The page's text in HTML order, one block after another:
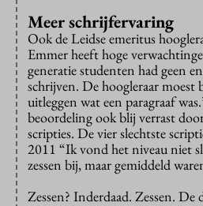
Meer schrijfervaring
Ook de Leidse emeritus
Emmer heeft hoge
generatie studenten had geen
schrijven. De hoogleraar moest
uitleggen wat een paragraaf
beoordeling ook blij verrast
scripties. De vier slechtste
2011 “Ik vond het niveau niet
zessen bij, maar gemiddeld
Zessen? Inderdaad. Zessen.